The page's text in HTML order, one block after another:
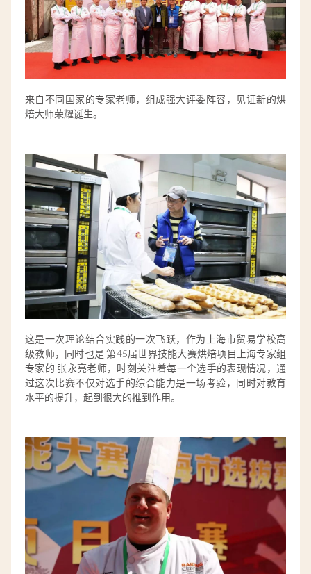
来自不同国家的专家老师，组成强大评委阵容，见证新的烘
焙大师荣耀诞生。
这是一次理论结合实践的一次飞跃， 作为上海市贸易学校高
级教师，同时也是 第45届世界技能大赛烘焙项目上海专家组
专家的 张永亮老师，时刻关注着每一个选手的表现情况，通
过这次比赛不仅对选手的综合能力是一场考验，同时对教育
水平的提升，起到很大的推到作用。